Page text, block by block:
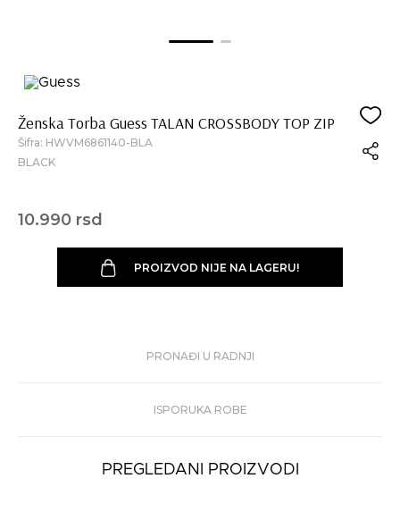
Ženska Torba Guess TALAN CROSSBODY TOP ZIP
Šifra: HWVM6861140-BLA
BLACK
10.990 rsd
PROIZVOD NIJE NA LAGERU!
PRONAĐI U RADNJI
ISPORUKA ROBE
PREGLEDANI PROIZVODI